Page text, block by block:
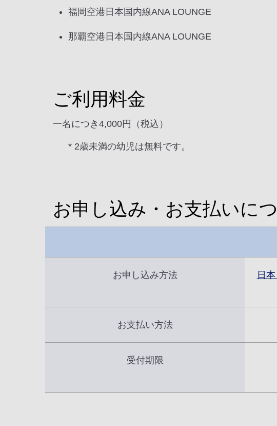
福岡空港日本国内線ANA LOUNGE
那覇空港日本国内線ANA LOUNGE
ご利用料金
一名につき4,000円（税込）
* 2歳未満の幼児は無料です。
お申し込み・お支払いに
お申し込み方法 日
お支払い方法
受付期限